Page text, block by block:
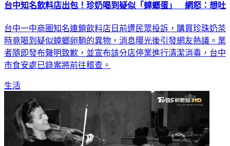
台中知名飲料店出包！珍奶喝到疑似「蟑螂蛋」 網怒：想吐
台中一中商圈知名連鎖飲料店日前遭民眾投訴，購買珍珠奶茶
時竟喝到疑似蟑螂卵鞘的異物，消息曝光後引發網友熱議。業
者隨即發布聲明致歉，並宣布該分店停業進行清潔消毒，台中
市食安處已錄案將前往稽查。
生活